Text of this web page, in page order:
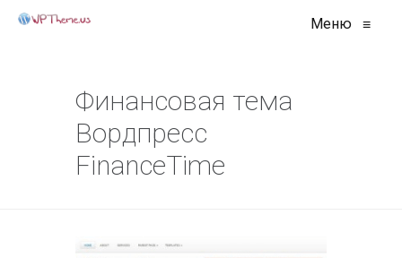
Меню ≡
Финансовая тема
Вордпресс
FinanceTime